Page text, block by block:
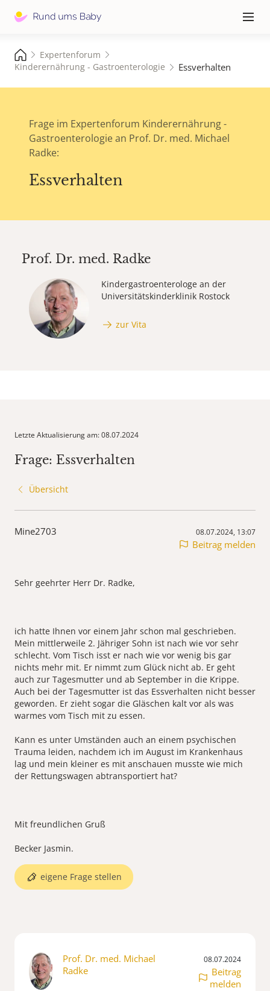
≡
Expertenforum
Kinderernährung - Gastroenterologie
Essverhalten
Frage im Expertenforum Kinderernährung -
Gastroenterologie an Prof. Dr. med. Michael
Radke:
Essverhalten
Prof. Dr. med. Radke
Kindergastroenterologe an der
Universitätskinderklinik Rostock
zur Vita
Letzte Aktualisierung am: 08.07.2024
Frage: Essverhalten
Übersicht
Mine2703 08.07.2024, 13:07
Beitrag melden
Sehr geehrter Herr Dr. Radke,
ich hatte Ihnen vor einem Jahr schon mal geschrieben.
Mein mittlerweile 2. Jähriger Sohn ist nach wie vor sehr
schlecht. Vom Tisch isst er nach wie vor wenig bis gar
nichts mehr mit. Er nimmt zum Glück nicht ab. Er geht
auch zur Tagesmutter und ab September in die Krippe.
Auch bei der Tagesmutter ist das Essverhalten nicht besser
geworden. Er zieht sogar die Gläschen kalt vor als was
warmes vom Tisch mit zu essen.
Kann es unter Umständen auch an einem psychischen
Trauma leiden, nachdem ich im August im Krankenhaus
lag und mein kleiner es mit anschauen musste wie mich
der Rettungswagen abtransportiert hat?
Mit freundlichen Gruß
eigene Frage stellen
Prof. Dr. med. Michael
Radke
08.07.2024
Beitrag
melden